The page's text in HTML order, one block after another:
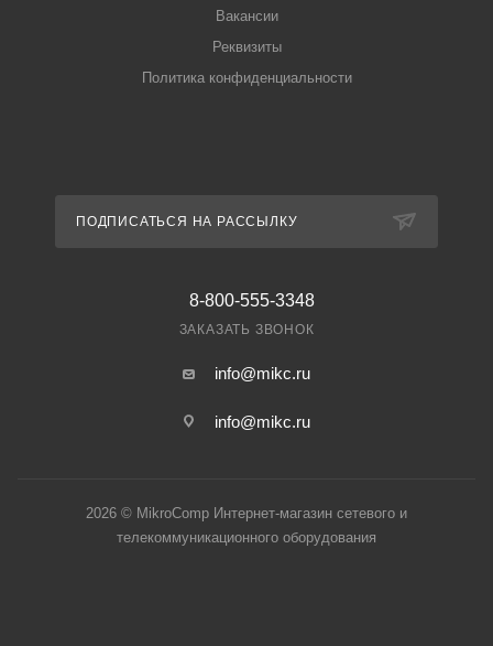
Вакансии
Реквизиты
Политика конфиденциальности
ПОДПИСАТЬСЯ НА РАССЫЛКУ
8-800-555-3348
ЗАКАЗАТЬ ЗВОНОК
info@mikc.ru
info@mikc.ru
2026 © MikroComp Интернет-магазин сетевого и
телекоммуникационного оборудования